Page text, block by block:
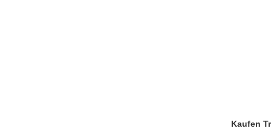
Kaufen